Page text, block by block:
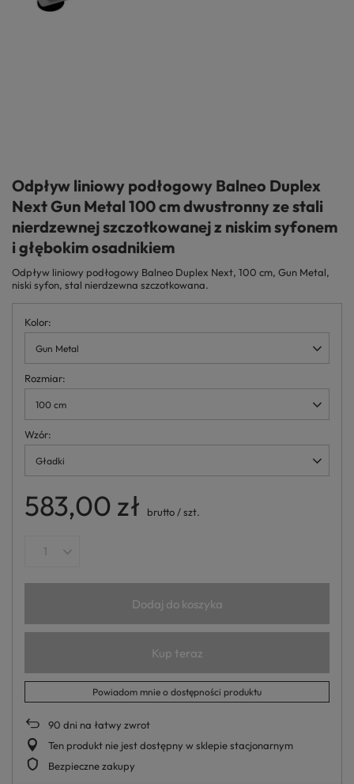
Odpływ liniowy podłogowy Balneo Duplex
Next Gun Metal 100 cm dwustronny ze stali
nierdzewnej szczotkowanej z niskim syfonem
i głębokim osadnikiem
Odpływ liniowy podłogowy Balneo Duplex Next, 100 cm, Gun Metal,
niski syfon, stal nierdzewna szczotkowana.
Kolor
Gun Metal
Rozmiar
100 cm
Wzór
Gładki
583,00 zł brutto /szt.
Dodaj do koszyka
Kup teraz
Powiadom mnie o dostępności produktu
90 dni na łatwy zwrot
Ten produkt nie jest dostępny w sklepie stacjonarnym
Bezpieczne zakupy